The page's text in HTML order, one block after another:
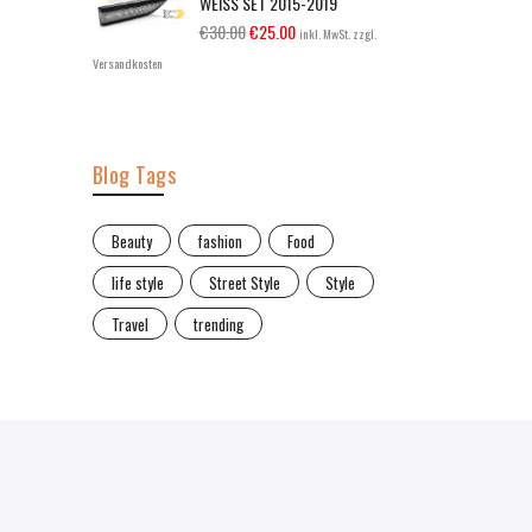
€30.00€25.00 inkl. MwSt. zzgl.
Versandkosten
Blog Tags
Beauty fashion
Food
life style
Street Style
Style
Travel
trending